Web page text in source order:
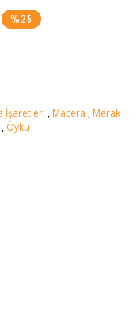
%25
İşaretleri , Macera , Merak
, Öykü